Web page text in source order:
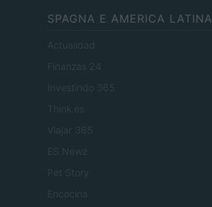
SPAGNA E AMERICA LATINA
Actualidad
Finanzas 24
Investindo 365
Think.es
Viajar 365
ES Newz
Pet Story
Encocina